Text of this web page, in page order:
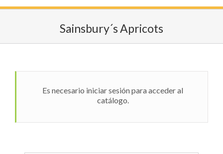
Sainsbury´s Apricots
Es necesario iniciar sesión para acceder al
catálogo.